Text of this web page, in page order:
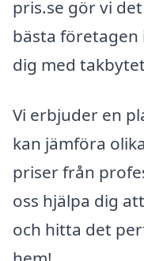
pris.se gör vi
bästa företagen
dig med
Vi erbjuder en
kan jämföra
priser från
oss hjälpa dig
och hitta det